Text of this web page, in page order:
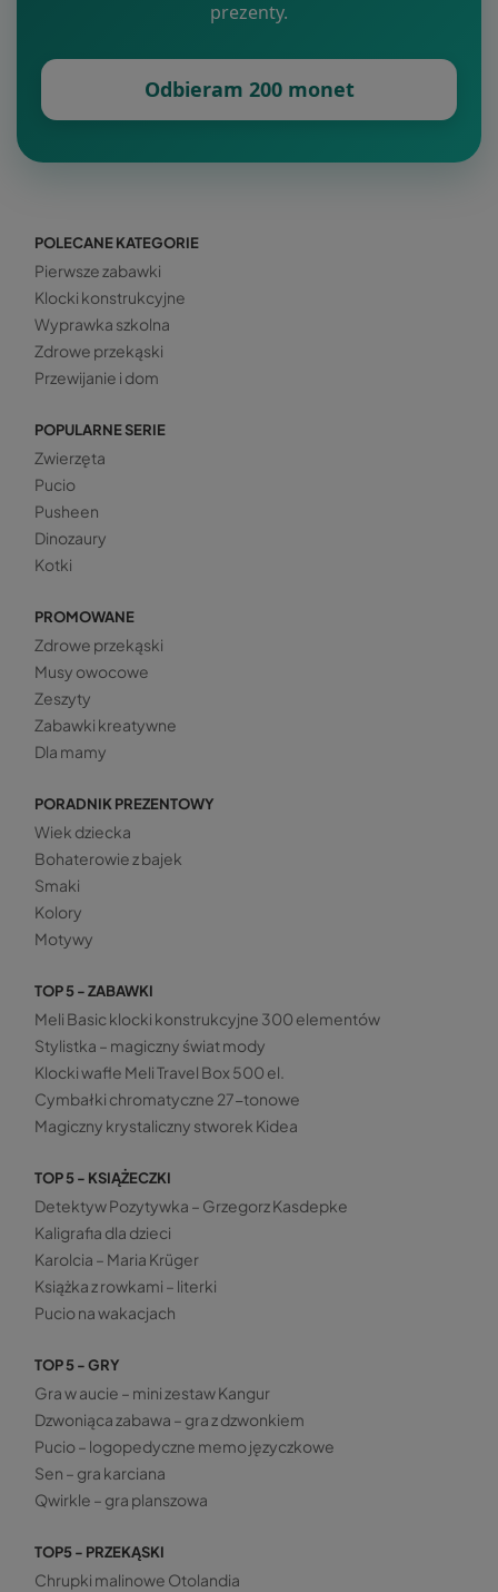
prezenty.
Odbieram 200 monet
POLECANE KATEGORIE
Pierwsze zabawki
Klocki konstrukcyjne
Wyprawka szkolna
Zdrowe przekąski
Przewijanie i dom
POPULARNE SERIE
Zwierzęta
Pucio
Pusheen
Dinozaury
Kotki
PROMOWANE
Zdrowe przekąski
Musy owocowe
Zeszyty
Zabawki kreatywne
Dla mamy
PORADNIK PREZENTOWY
Wiek dziecka
Bohaterowie z bajek
Smaki
Kolory
Motywy
TOP 5 - ZABAWKI
Meli Basic klocki konstrukcyjne 300 elementów
Stylistka – magiczny świat mody
Klocki wafle Meli Travel Box 500 el.
Cymbałki chromatyczne 27-tonowe
Magiczny krystaliczny stworek Kidea
TOP 5 - KSIĄŻECZKI
Detektyw Pozytywka – Grzegorz Kasdepke
Kaligrafia dla dzieci
Karolcia – Maria Krüger
Książka z rowkami – literki
Pucio na wakacjach
TOP 5 - GRY
Gra w aucie – mini zestaw Kangur
Dzwoniąca zabawa – gra z dzwonkiem
Pucio – logopedyczne memo języczkowe
Sen – gra karciana
Qwirkle – gra planszowa
TOP5 - PRZEKĄSKI
Chrupki malinowe Otolandia